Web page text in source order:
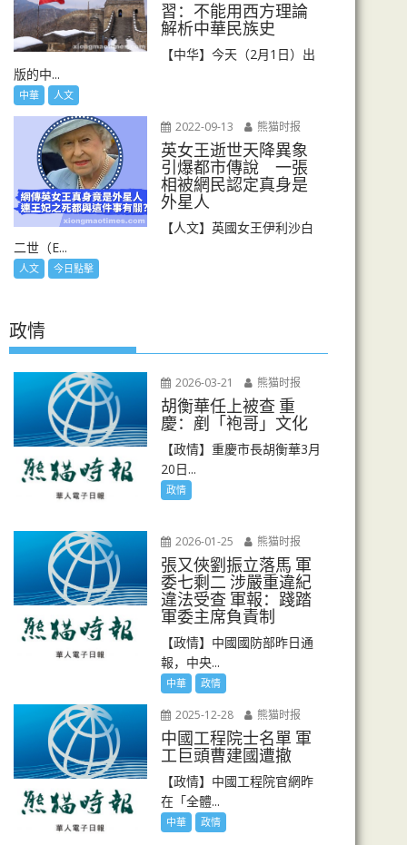
習：不能用西方理論
解析中華民族史
【中华】今天（2月1日）出
版的中...
中華 人文
2022-09-13 熊猫时报
英女王逝世天降異象
引爆都市傳說 一張
相被網民認定真身是
外星人
【人文】英國女王伊利沙白
二世（E...
人文 今日點擊
政情
2026-03-21 熊猫时报
胡衡華任上被查 重
慶：剷「袍哥」文化
【政情】重慶市長胡衡華3月
20日...
政情
2026-01-25 熊猫时报
張又俠劉振立落馬 軍
委七剩二 涉嚴重違紀
違法受查 軍報：踐踏
軍委主席負責制
【政情】中國國防部昨日通
報，中央...
中華 政情
2025-12-28 熊猫时报
中國工程院士名單 軍
工巨頭曹建國遭撤
【政情】中國工程院官網昨
在「全體...
中華 政情